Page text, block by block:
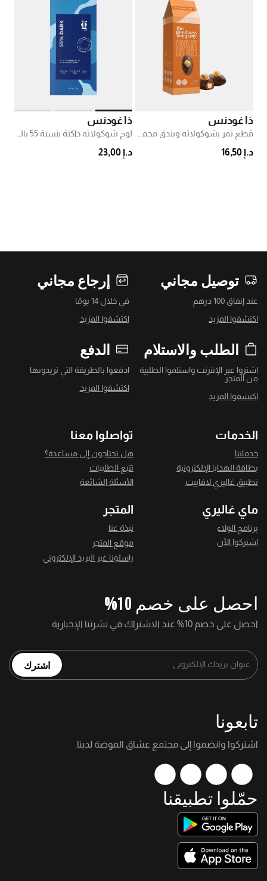
ذا غودنس
د.إ 16,50
ذا غودنس
د.إ 23,00
توصيل مجاني
عند إنفاق 100 درهم
اكتشفوا المزيد
إرجاع مجاني
في خلال 14 يومًا
اكتشفوا المزيد
الطلب والاستلام
اشتروا عبر الإنترنت واستلموا الطلبية
من المتجر
اكتشفوا المزيد
الدفع
ادفعوا بالطريقة التي تريدونها
اكتشفوا المزيد
الخدمات
خدماتنا
بطاقة الهدايا الإلكترونية
تطبيق غاليري لافاييت
تواصلوا معنا
هل تحتاجون إلى مساعدة؟
تتبع الطلبيات
الأسئلة الشائعة
ماي غاليري
برنامج الولاء
اشتركوا الآن
المتجر
نبذة عنا
موقع المتجر
راسلونا عبر البريد الإلكتروني
احصل على خصم 10%
احصل على خصم 10% عند الاشتراك في نشرتنا الإخبارية
اشترك
تابعونا
اشتركوا وانضموا إلى مجتمع عشاق الموضة لدينا.
حمّلوا تطبيقنا